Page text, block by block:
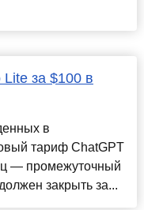
Lite за $100 в
в
тариф ChatGPT
— промежуточный
закрыть за...